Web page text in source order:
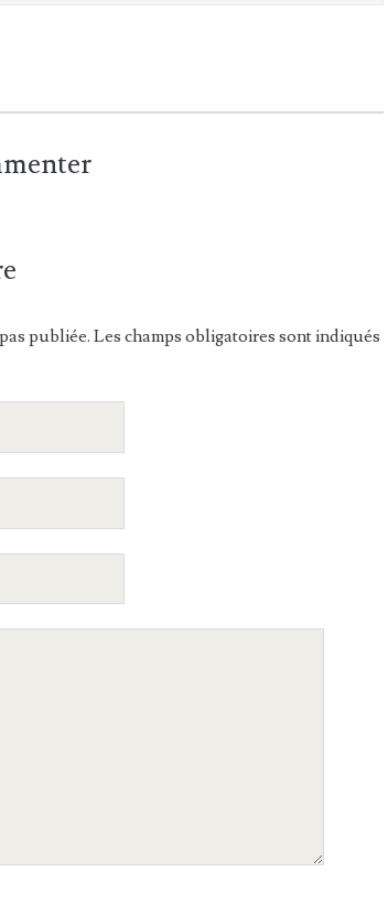
publiée. Les champs obligatoires sont indiqués